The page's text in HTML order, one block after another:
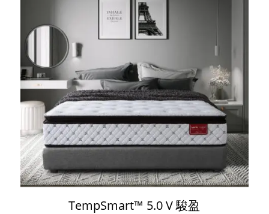
TempSmart™ 5.0 V 駿盈